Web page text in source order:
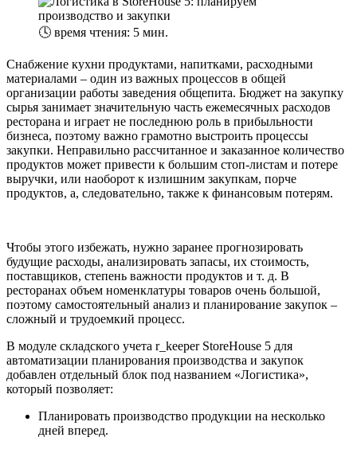
🕓 время чтения: 5 мин.
Снабжение кухни продуктами, напитками, расходными
материалами – один из важных процессов в общей
организации работы заведения общепита. Бюджет на закупку
сырья занимает значительную часть ежемесячных расходов
ресторана и играет не последнюю роль в прибыльности
бизнеса, поэтому важно грамотно выстроить процессы
закупки. Неправильно рассчитанное и заказанное количество
продуктов может привести к большим стоп-листам и потере
выручки, или наоборот к излишним закупкам, порче
продуктов, а, следовательно, также к финансовым потерям.
Чтобы этого избежать, нужно заранее прогнозировать
будущие расходы, анализировать запасы, их стоимость,
поставщиков, степень важности продуктов и т. д. В
ресторанах объем номенклатуры товаров очень большой,
поэтому самостоятельный анализ и планирование закупок –
сложный и трудоемкий процесс.
В модуле складского учета r_keeper StoreHouse 5 для
автоматизации планирования производства и закупок
добавлен отдельный блок под названием «Логистика»,
который позволяет:
Планировать производство продукции на несколько
дней вперед.